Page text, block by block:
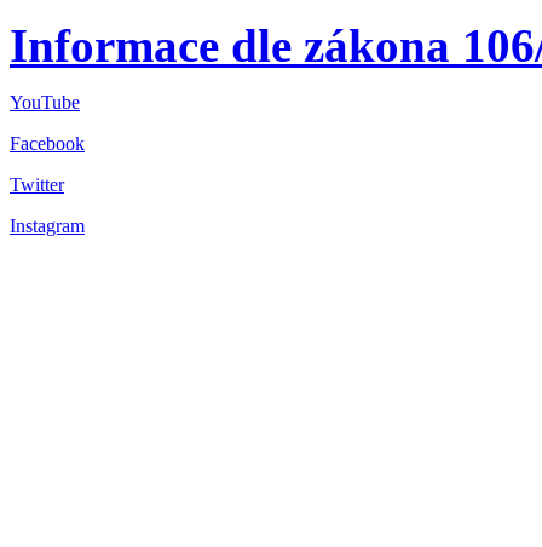
Informace dle zákona
YouTube
Facebook
Twitter
Instagram